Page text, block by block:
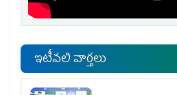
ఇటీవలి వార్తలు